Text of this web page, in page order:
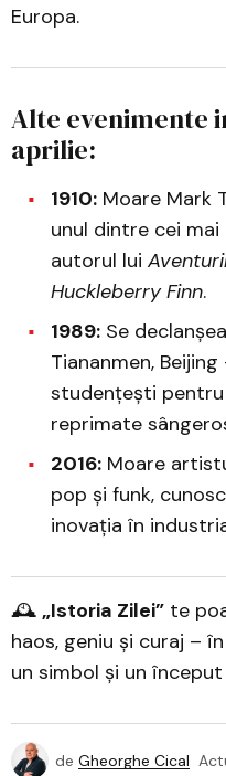
Europa.
Alte evenimente
aprilie:
1910: Moare Mark
unul dintre cei
autorul lui
Huckleberry Finn.
1989: Se
Tiananmen,
studențești
reprimate
2016: Moare
pop și funk,
inovația în
🕰️ „Istoria Zilei” te
haos, geniu și curaj –
un simbol și un
de Gheorghe Cical